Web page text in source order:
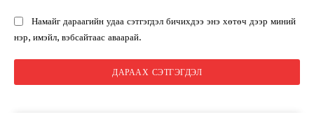
Намайг дараагийн удаа сэтгэгдэл бичихдээ энэ хөтөч дээр миний
нэр, имэйл, вэбсайтаас аваарай.